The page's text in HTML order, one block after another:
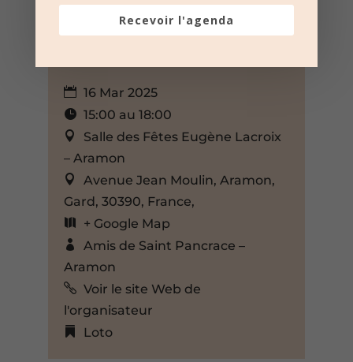
16 Mar 2025
15:00 au 18:00
Salle des Fêtes Eugène Lacroix
– Aramon
Avenue Jean Moulin, Aramon,
Gard, 30390, France,
+ Google Map
Amis de Saint Pancrace –
Aramon
Voir le site Web de
l'organisateur
Loto
Recevoir l'agenda